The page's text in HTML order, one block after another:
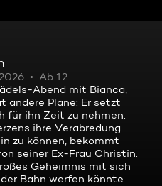
Ab 12
Abend mit Bianca,
andere Pläne: Er setzt
für ihn Zeit zu nehmen.
ihre Verabredung
zu können, bekommt
seiner Ex-Frau Christin.
Geheimnis mit sich
Bahn werfen könnte.